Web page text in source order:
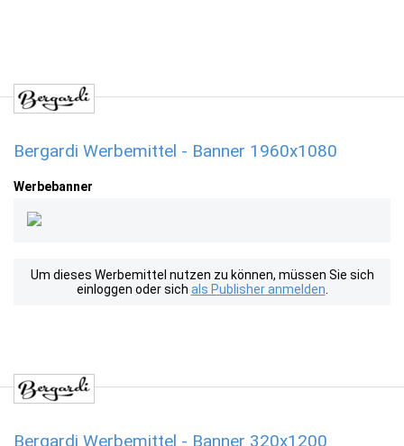
Bergardi Werbemittel - Banner 1960x1080
Werbebanner
Um dieses Werbemittel nutzen zu können, müssen Sie sich
einloggen oder sich als Publisher anmelden
Bergardi Werbemittel - Banner 320x1200